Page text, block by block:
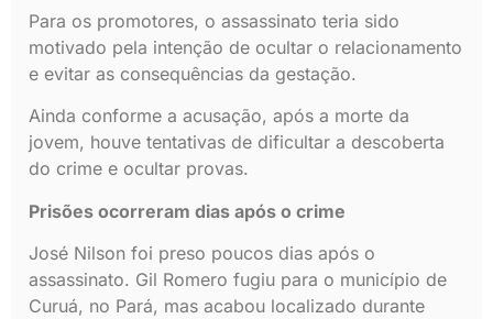
Para os promotores, o assassinato teria sido
motivado pela intenção de ocultar o relacionamento
e evitar as consequências da gestação.
Ainda conforme a acusação, após a morte da
jovem, houve tentativas de dificultar a descoberta
do crime e ocultar provas.
Prisões ocorreram dias após o crime
José Nilson foi preso poucos dias após o
assassinato. Gil Romero fugiu para o município de
Curuá, no Pará, mas acabou localizado durante